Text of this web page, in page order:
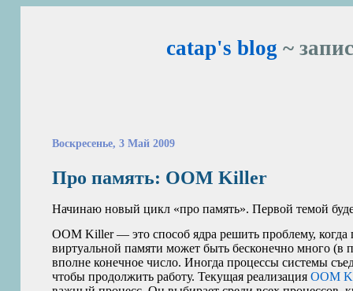
catap's blog ~
Воскресенье, 3 Май 2009
Про память: OOM Killer
Начинаю новый цикл «про память». Первой темой
OOM Killer — это способ ядра решить проблему, когда
виртуальной памяти может быть бесконечно много (в
вполне конечное число. Иногда процессы системы
чтобы продолжить работу. Текущая реализацияOOM